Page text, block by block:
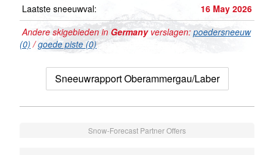
Laatste sneeuwval:
16 May 2026
Andere skigebieden in Germanyverslagen: poedersneeuw
(0) /goede piste (0)
Sneeuwrapport Oberammergau/Laber
Snow-Forecast Partner Offers